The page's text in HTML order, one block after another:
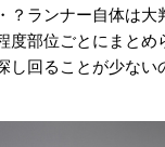
？ランナー自体は大
部位ごとにまとめ
し回ることが少ない